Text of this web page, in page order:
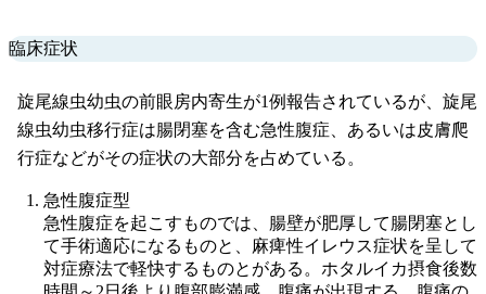
臨床症状
旋尾線虫幼虫の前眼房内寄生が1例報告されているが、旋尾
線虫幼虫移行症は腸閉塞を含む急性腹症、あるいは皮膚爬
行症などがその症状の大部分を占めている。
急性腹症型
急性腹症を起こすものでは、腸壁が肥厚して腸閉塞とし
て手術適応になるものと、麻痺性イレウス症状を呈して
対症療法で軽快するものとがある。ホタルイカ摂食後数